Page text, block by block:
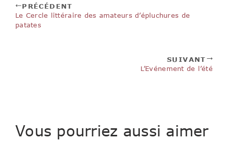
PRÉCÉDENT
Le Cercle littéraire des amateurs d’épluchures de
patates
SUIVANT
L’Evénement de l’été
Vous pourriez aussi aimer